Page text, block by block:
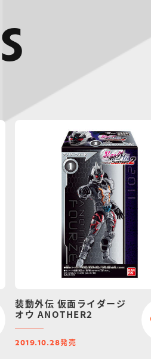
装動外伝 仮面ライダージ
オウ ANOTHER2
2019.10.28発売